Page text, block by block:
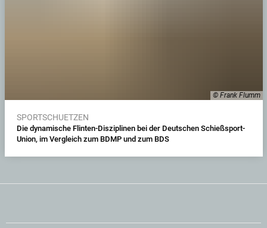
© Frank Flumm
SPORTSCHUETZEN
Die dynamische Flinten-Disziplinen bei der Deutschen Schießsport-
Union, im Vergleich zum BDMP und zum BDS